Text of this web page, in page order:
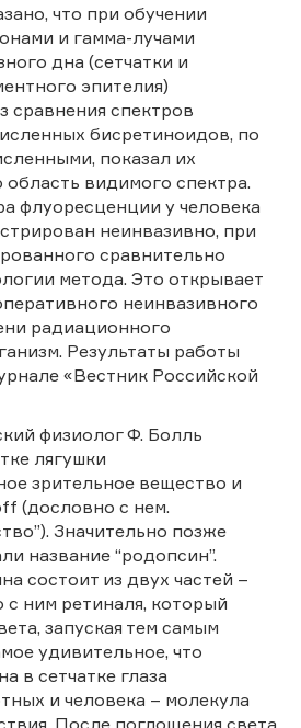
что при обучении
и гамма-лучами
дна (сетчатки и
эпителия)
сравнения спектров
бисретиноидов, по
показал их
видимого спектра.
флуоресценции у человека
неинвазивно, при
сравнительно
метода. Это открывает
неинвазивного
радиационного
Результаты работы
«Вестник Российской
физиолог Ф. Болль
лягушки
зрительное вещество и
(дословно с нем.
Значительно позже
название “родопсин”.
состоит из двух частей –
с ним ретиналя, который
запуская тем самым
удивительное, что
в сетчатке глаза
и человека – молекула
После поглощения света